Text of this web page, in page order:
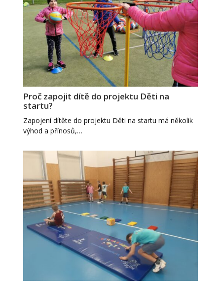
Proč zapojit dítě do projektu Děti na
startu?
Zapojení dítěte do projektu Děti na startu má několik
výhod a přínosů,…